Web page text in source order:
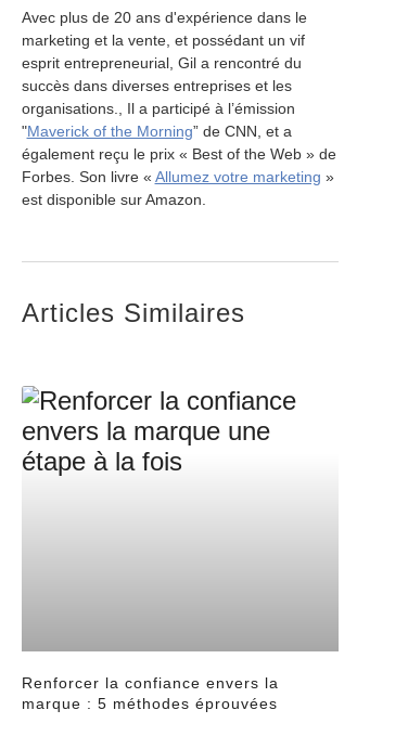
Avec plus de 20 ans d'expérience dans le
marketing et la vente, et possédant un vif
esprit entrepreneurial, Gil a rencontré du
succès dans diverses entreprises et les
organisations., Il a participé à l’émission
"Maverick of the Morning” de CNN, et a
également reçu le prix « Best of the Web » de
Forbes. Son livre « Allumez votre marketing »
est disponible sur Amazon.
Articles Similaires
Renforcer la confiance envers la
marque : 5 méthodes éprouvées